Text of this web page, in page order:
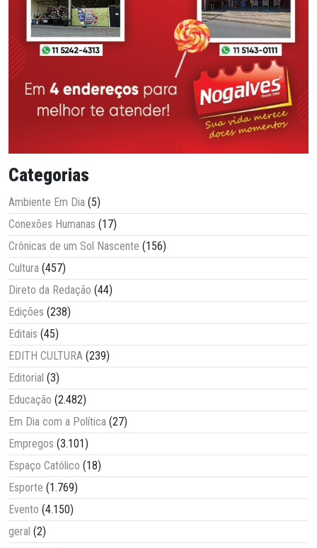
Categorias
Ambiente Em Dia (5)
Conexões Humanas (17)
Crônicas de um Sol Nascente (156)
Cultura (457)
Direto da Redação (44)
Edições (238)
Editais (45)
EDITH CULTURA (239)
Editorial (3)
Educação (2.482)
Em Dia com a Política (27)
Empregos (3.101)
Espaço Católico (18)
Esporte (1.769)
Evento (4.150)
geral (2)